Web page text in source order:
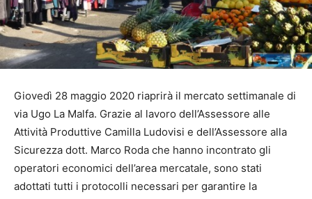
Giovedì 28 maggio 2020 riaprirà il mercato settimanale di
via Ugo La Malfa. Grazie al lavoro dell’Assessore alle
Attività Produttive Camilla Ludovisi e dell’Assessore alla
Sicurezza dott. Marco Roda che hanno incontrato gli
operatori economici dell’area mercatale, sono stati
adottati tutti i protocolli necessari per garantire la